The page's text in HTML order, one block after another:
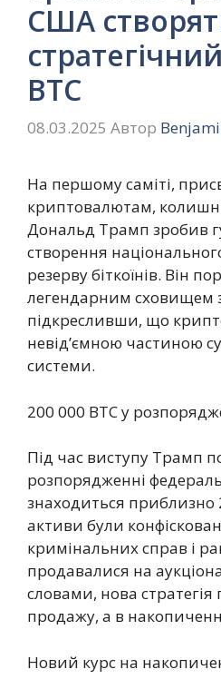
США
BTC
08.03.2025 Автор
На першому саміті,
криптовалютам,
Дональд Трамп зробив
створення
резерву біткоїнів. Він
легендарним сховищем
підкресливши, що
невід’ємною частиною
системи.
200 000 BTC у
Під час виступу Трамп
розпорядженні
знаходиться приблизно
активи були
кримінальних справ і
продавалися на
словами, нова стратегія
продажу, а в
Новий курс на